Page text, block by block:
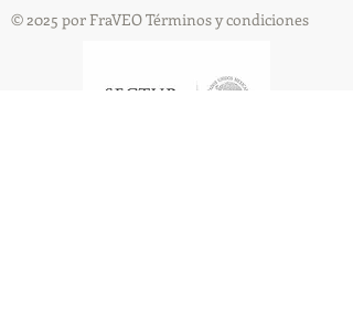
© 2025 por FraVEO Términos y condiciones